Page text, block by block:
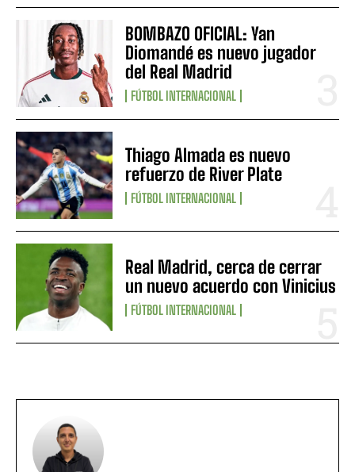
BOMBAZO OFICIAL: Yan
Diomandé es nuevo jugador
del Real Madrid
FÚTBOL INTERNACIONAL
Thiago Almada es nuevo
refuerzo de River Plate
FÚTBOL INTERNACIONAL
Real Madrid, cerca de cerrar
un nuevo acuerdo con Vinicius
FÚTBOL INTERNACIONAL